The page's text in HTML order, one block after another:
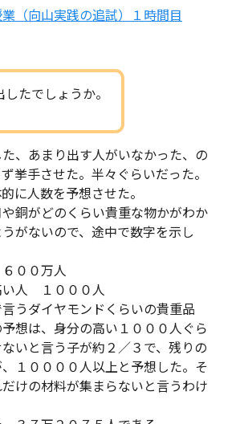
（向山実践の追試）１時間目
たでしょうか。
、あまり出す人がいなかった、の
挙手させた。半々ぐらいだった。
に人数を予想させた。
銅がどのくらい貴重な物かがわか
がないので、途中で数字を示し
０万人
人 １０００人
ダイヤモンドくらいの貴重品
想は、身分の高い１０００人ぐら
いと言う子が約２／３で、残りの
１００００人以上と予想した。そ
けの材料が集まらないと言うわけ